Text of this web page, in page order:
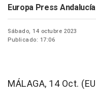
Europa Press Andalucía
Sábado, 14 octubre 2023
Publicado: 17:06
MÁLAGA, 14 Oct.